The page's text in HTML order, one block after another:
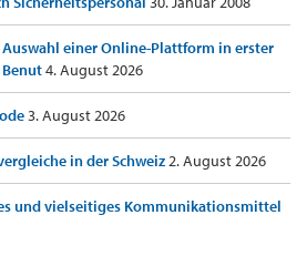
einer Online-Plattform in erster
4. August 2026
3. August 2026
in der Schweiz2. August 2026
und vielseitiges Kommunikationsmittel